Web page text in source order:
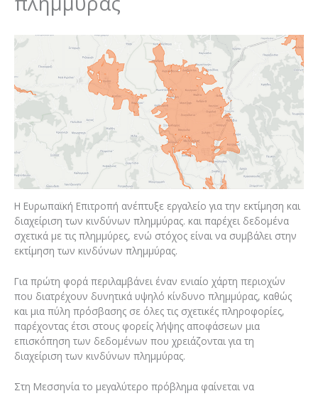
Η Ευρωπαϊκή Επιτροπή ανέπτυξε εργαλείο για την εκτίμηση και
διαχείριση των κινδύνων πλημμύρας. και παρέχει δεδομένα
σχετικά με τις πλημμύρες, ενώ στόχος είναι να συμβάλει στην
εκτίμηση των κινδύνων πλημμύρας.
Για πρώτη φορά περιλαμβάνει έναν ενιαίο χάρτη περιοχών
που διατρέχουν δυνητικά υψηλό κίνδυνο πλημμύρας, καθώς
και μια πύλη πρόσβασης σε όλες τις σχετικές πληροφορίες,
παρέχοντας έτσι στους φορείς λήψης αποφάσεων μια
επισκόπηση των δεδομένων που χρειάζονται για τη
διαχείριση των κινδύνων πλημμύρας.
Στη Μεσσηνία το μεγαλύτερο πρόβλημα φαίνεται να